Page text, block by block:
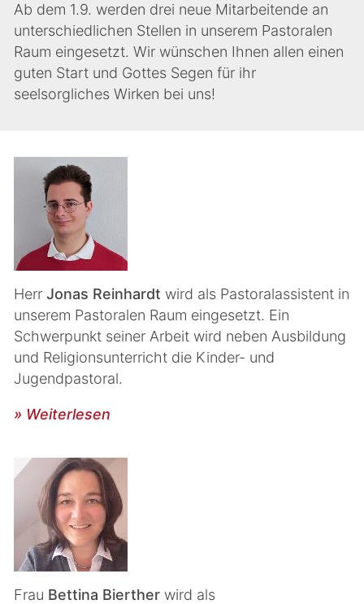
Ab dem 1.9. werden drei neue Mitarbeitende an
unterschiedlichen Stellen in unserem Pastoralen
Raum eingesetzt. Wir wünschen Ihnen allen einen
guten Start und Gottes Segen für ihr
seelsorgliches Wirken bei uns!
Herr Jonas Reinhardt wird als Pastoralassistent in
unserem Pastoralen Raum eingesetzt. Ein
Schwerpunkt seiner Arbeit wird neben Ausbildung
und Religionsunterricht die Kinder- und
Jugendpastoral.
» Weiterlesen
Frau Bettina Bierther wird als